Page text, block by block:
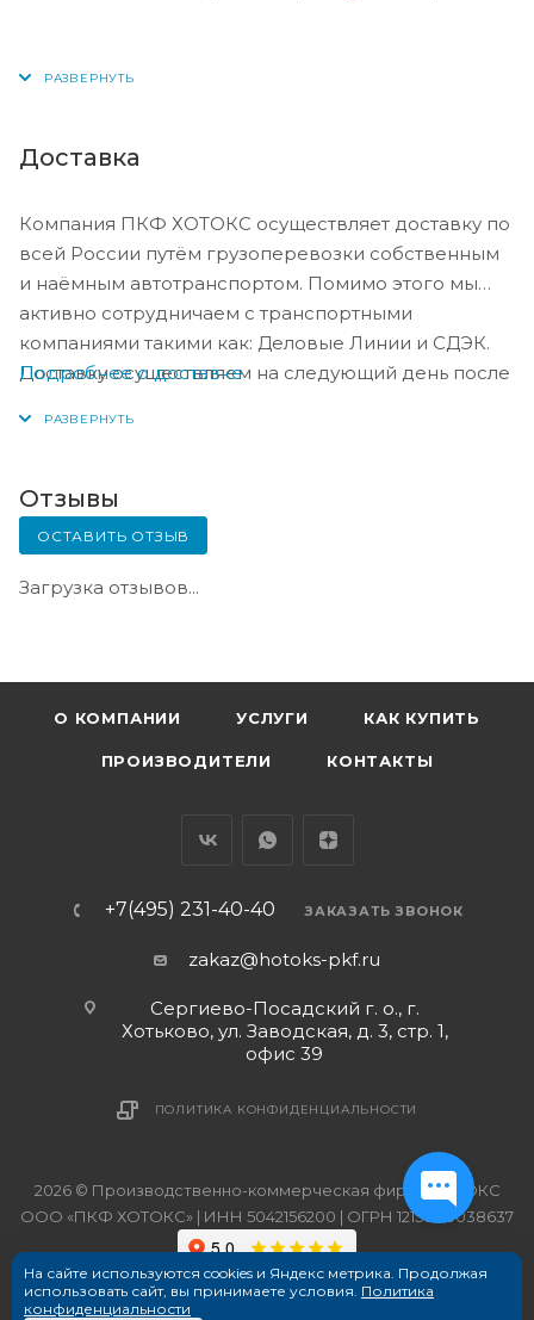
Доставка
Компания ПКФ ХОТОКС осуществляет доставку по
всей России путём грузоперевозки собственным
и наёмным автотранспортом. Помимо этого мы
активно сотрудничаем с транспортными
компаниями такими как: Деловые Линии и СДЭК.
Доставку осуществляем на следующий день после
Подробнее о доставке
Отзывы
ОСТАВИТЬ ОТЗЫВ
Загрузка отзывов...
О КОМПАНИИ УСЛУГИ КАК КУПИТЬ
ПРОИЗВОДИТЕЛИ КОНТАКТЫ
+7(495) 231-40-40 ЗАКАЗАТЬ ЗВОНОК
zakaz@hotoks-pkf.ru
Сергиево-Посадский г. о., г.
Хотьково, ул. Заводская, д. 3, стр. 1,
офис 39
ПОЛИТИКА КОНФИДЕНЦИАЛЬНОСТИ
2026 © Производственно-коммерческая фирма ХОТОКС
ООО «ПКФ ХОТОКС» | ИНН 5042156200 | ОГРН 1215000038637
На сайте используются cookies и Яндекс метрика. Продолжая
использовать сайт, вы принимаете условия. Политика
конфиденциальности